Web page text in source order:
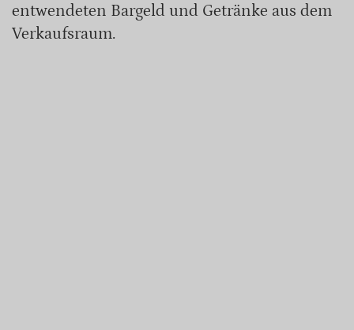
entwendeten Bargeld und Getränke aus dem
Verkaufsraum.